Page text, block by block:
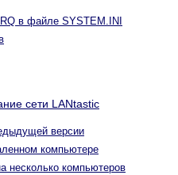
в файле SYSTEM.INI
сети LANtastic
версии
компьютере
несколько компьютеров